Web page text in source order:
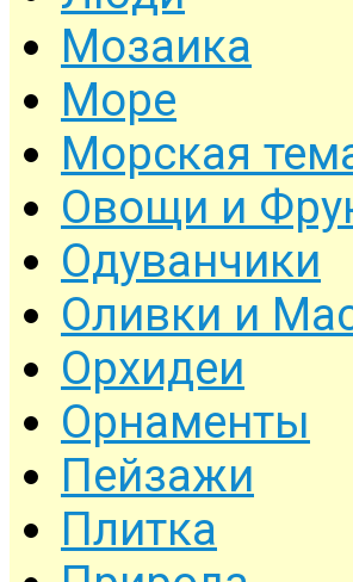
Мозаика
Море
Морская
Овощи и
Одуванчики
Оливки и
Орхидеи
Орнаменты
Пейзажи
Плитка